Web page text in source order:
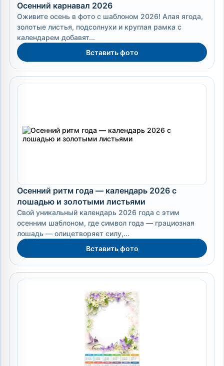
Осенний карнавал 2026
Оживите осень в фото с шаблоном 2026! Алая ягода,
золотые листья, подсолнухи и круглая рамка с
календарем добавят...
Вставить фото
Осенний ритм года — календарь 2026 с
лошадью и золотыми листьями
Свой уникальный календарь 2026 года с этим
осенним шаблоном, где символ года — грациозная
лошадь — олицетворяет силу,...
Вставить фото